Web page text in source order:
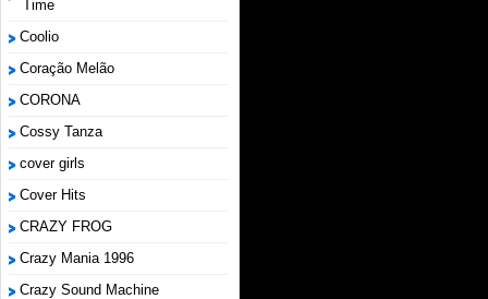
Time
Coolio
Coração Melão
CORONA
Cossy Tanza
cover girls
Cover Hits
CRAZY FROG
Crazy Mania 1996
Crazy Sound Machine